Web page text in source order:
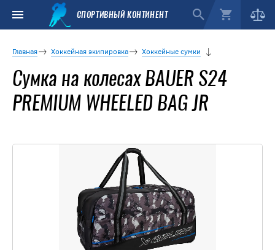
СПОРТИВНЫЙ КОНТИНЕНТ
Главная Хоккейная экипировка Хоккейные сумки
Сумка на колесах BAUER S24
PREMIUM WHEELED BAG JR